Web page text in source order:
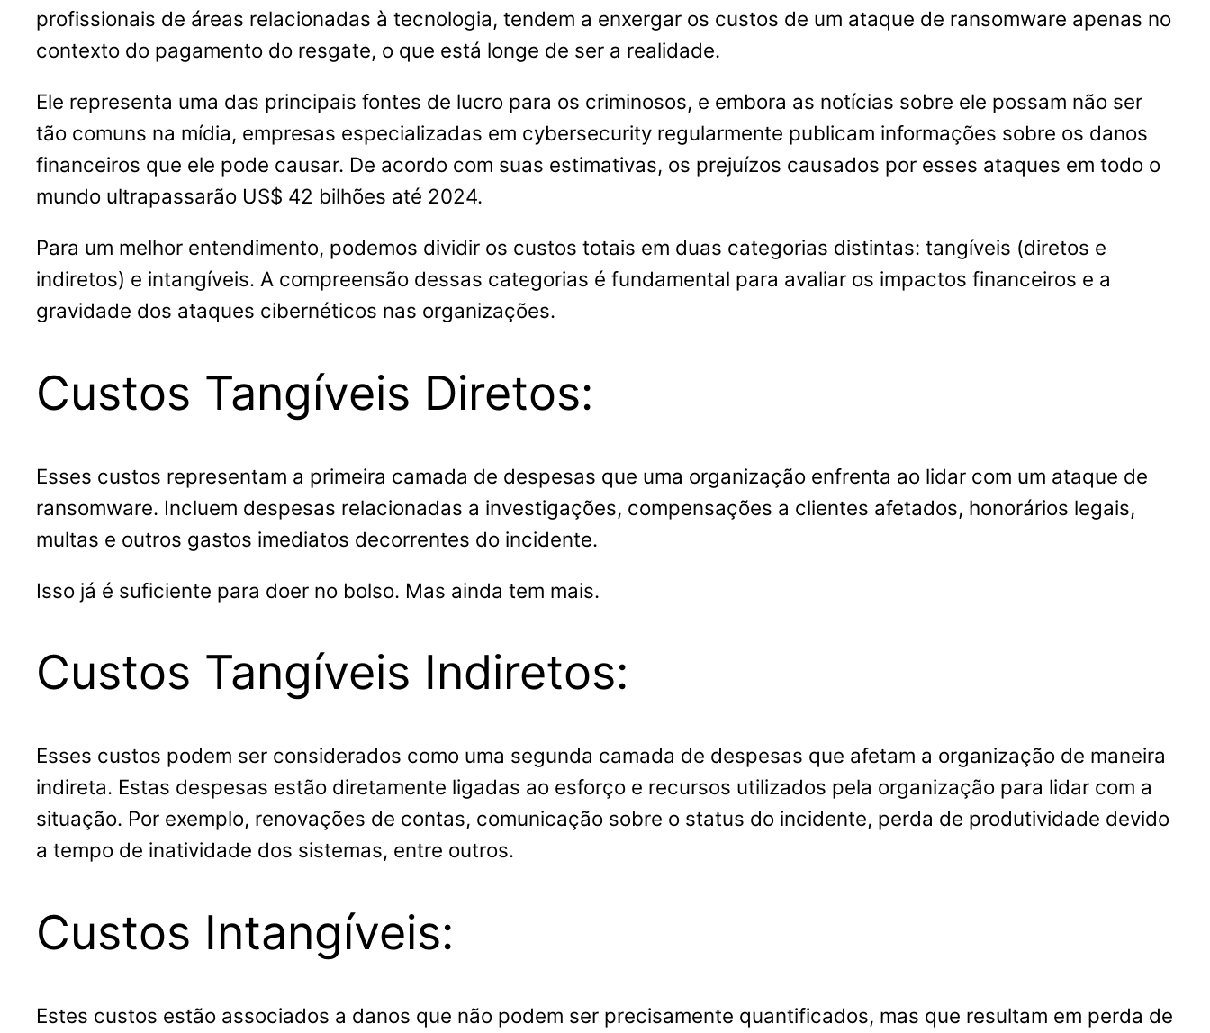
profissionais de áreas relacionadas à tecnologia, tendem a enxergar os custos de um ataque de ransomware apenas no
contexto do pagamento do resgate, o que está longe de ser a realidade.
Ele representa uma das principais fontes de lucro para os criminosos, e embora as notícias sobre ele possam não ser
tão comuns na mídia, empresas especializadas em cybersecurity regularmente publicam informações sobre os danos
financeiros que ele pode causar. De acordo com suas estimativas, os prejuízos causados por esses ataques em todo o
mundo ultrapassarão US$ 42 bilhões até 2024.
Para um melhor entendimento, podemos dividir os custos totais em duas categorias distintas: tangíveis (diretos e
indiretos) e intangíveis. A compreensão dessas categorias é fundamental para avaliar os impactos financeiros e a
gravidade dos ataques cibernéticos nas organizações.
Custos Tangíveis Diretos:
Esses custos representam a primeira camada de despesas que uma organização enfrenta ao lidar com um ataque de
ransomware. Incluem despesas relacionadas a investigações, compensações a clientes afetados, honorários legais,
multas e outros gastos imediatos decorrentes do incidente.
Isso já é suficiente para doer no bolso. Mas ainda tem mais.
Custos Tangíveis Indiretos:
Esses custos podem ser considerados como uma segunda camada de despesas que afetam a organização de maneira
indireta. Estas despesas estão diretamente ligadas ao esforço e recursos utilizados pela organização para lidar com a
situação. Por exemplo, renovações de contas, comunicação sobre o status do incidente, perda de produtividade devido
a tempo de inatividade dos sistemas, entre outros.
Custos Intangíveis:
Estes custos estão associados a danos que não podem ser precisamente quantificados, mas que resultam em perda de